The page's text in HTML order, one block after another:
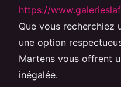
https://
Que vous recherchiez
une option
Martens vous offrent
inégalée.